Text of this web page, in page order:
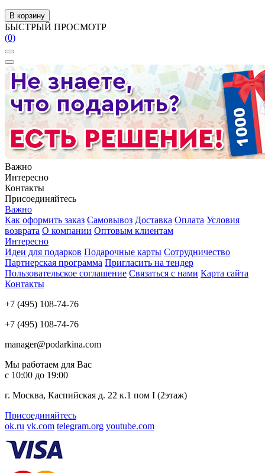
В корзину
БЫСТРЫЙ ПРОСМОТР
(0)
Важно
Интересно
Контакты
Присоединяйтесь
Важно
Как оформить заказ Самовывоз Доставка Оплата Условия
возврата О компании Оптовым клиентам
Интересно
Идеи для подарков Подарочные карты Сотрудничество
Партнерская программа Пригласить на тендер
Пользовательское соглашение Связаться с нами Карта сайта
Контакты
+7 (495) 108-74-76
+7 (495) 108-74-76
manager@podarkina.com
Мы работаем для Вас
с 10:00 до 19:00
г. Москва, Каспийская д. 22 к.1 пом I (2этаж)
Присоединяйтесь
ok.ru vk.com telegram.org youtube.com